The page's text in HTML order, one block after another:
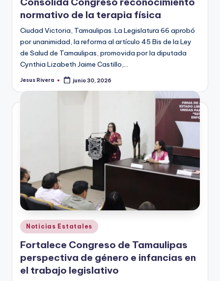
normativo de la terapia física
Ciudad Victoria, Tamaulipas. La Legislatura 66 aprobó
por unanimidad, la reforma al artículo 45 Bis de la Ley
de Salud de Tamaulipas, promovida por la diputada
Cynthia Lizabeth Jaime Castillo,…
Publicado
Jesus Rivera junio 30, 2026
Publicado
en
Noticias Estatales
Fortalece Congreso de Tamaulipas
perspectiva de género e infancias en
el trabajo legislativo